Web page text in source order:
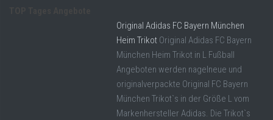
Original Adidas FC Bayern München
Heim Trikot Original Adidas FC Bayern
München Heim Trikot in L Fußball
Angeboten werden nagelneue und
originalverpackte Original FC Bayern
München Trikot`s in der Größe L vom
Markenhersteller Adidas. Die Trikot`s